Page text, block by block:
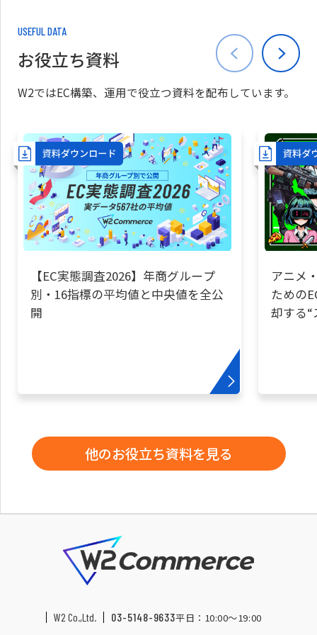
USEFUL DATA
お役立ち資料
W2ではEC構築、運用で役立つ資料を配布しています。
【EC実態調査2026】年商グループ
別・16指標の平均値と中央値を全公
開
アニメ
ための
却する
他のお役立ち資料を見る
W2 Co.,Ltd. 03-5148-9633平日：10:00〜19:00